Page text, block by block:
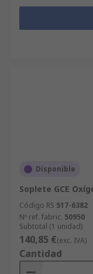
Disponible
Soplete GCE
Código RS 517-6382
Nº ref. fabric. 50950
Subtotal (1 unidad)
140,85 €(exc. IVA)
Cantidad